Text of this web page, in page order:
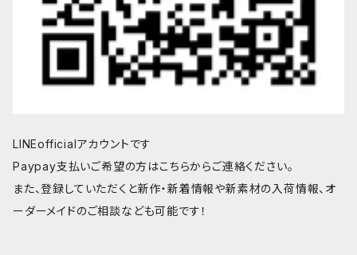
LINEofficialアカウントです
Paypay支払いご希望の方はこちらからご連絡ください。
また、登録していただくと新作・新着情報や新素材の入荷情報、オ
ーダーメイドのご相談なども可能です！